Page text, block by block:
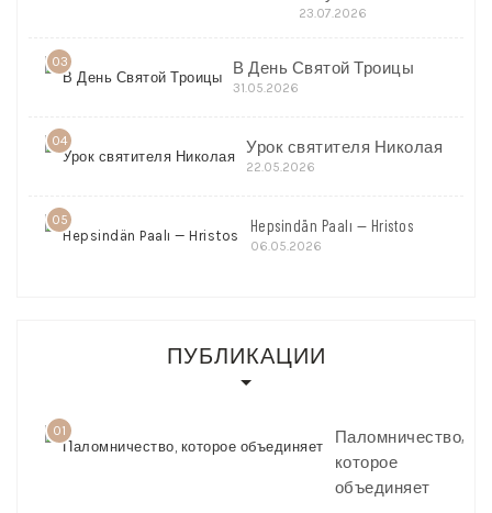
23.07.2026
03 В День Святой Троицы
31.05.2026
04 Урок святителя Николая
22.05.2026
05 Hepsindän Paalı — Hristos
06.05.2026
ПУБЛИКАЦИИ
01
Паломничество,
которое
объединяет